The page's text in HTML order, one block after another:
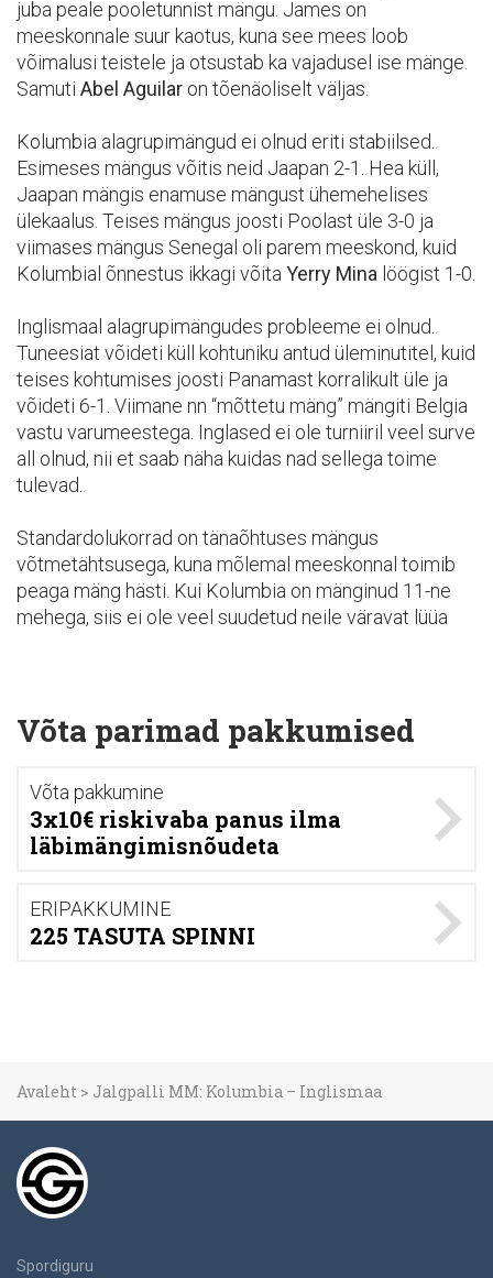
juba peale pooletunnist mängu. James on
meeskonnale suur kaotus, kuna see mees loob
võimalusi teistele ja otsustab ka vajadusel ise mänge.
Samuti Abel Aguilar on tõenäoliselt väljas.
Kolumbia alagrupimängud ei olnud eriti stabiilsed.
Esimeses mängus võitis neid Jaapan 2-1. Hea küll,
Jaapan mängis enamuse mängust ühemehelises
ülekaalus. Teises mängus joosti Poolast üle 3-0 ja
viimases mängus Senegal oli parem meeskond, kuid
Kolumbial õnnestus ikkagi võita Yerry Mina löögist 1-0.
Inglismaal alagrupimängudes probleeme ei olnud.
Tuneesiat võideti küll kohtuniku antud üleminutitel, kuid
teises kohtumises joosti Panamast korralikult üle ja
võideti 6-1. Viimane nn “mõttetu mäng” mängiti Belgia
vastu varumeestega. Inglased ei ole turniiril veel surve
all olnud, nii et saab näha kuidas nad sellega toime
tulevad.
Standardolukorrad on tänaõhtuses mängus
võtmetähtsusega, kuna mõlemal meeskonnal toimib
peaga mäng hästi. Kui Kolumbia on mänginud 11-ne
mehega, siis ei ole veel suudetud neile väravat lüüa
Võta parimad pakkumised
Võta pakkumine
3x10€ riskivaba panus ilma
läbimängimisnõudeta
ERIPAKKUMINE
225 TASUTA SPINNI
Avaleht > Jalgpalli MM: Kolumbia – Inglismaa
Spordiguru